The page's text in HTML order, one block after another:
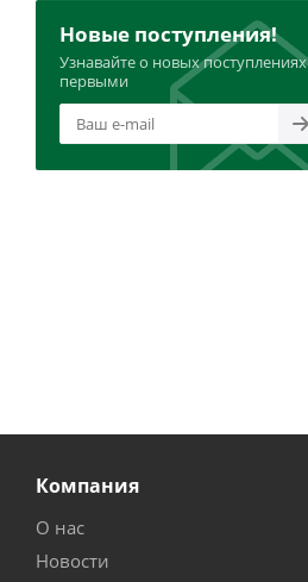
Новые поступления!
Узнавайте о новых поступлениях
первыми
Компания
О нас
Новости